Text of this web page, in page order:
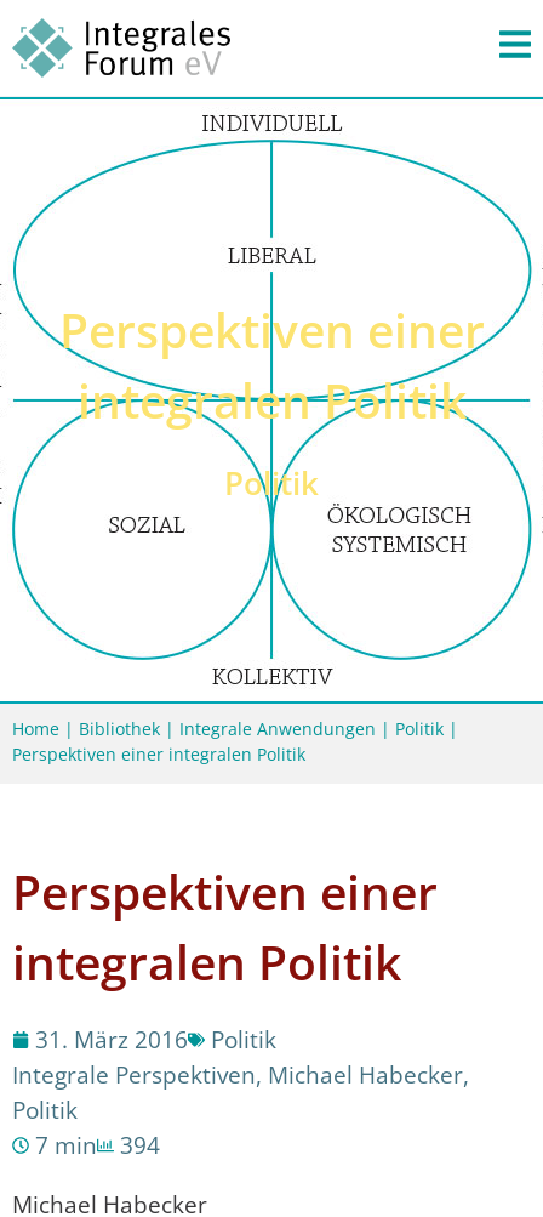
Perspektiven einer
integralen Politik
Politik
Home | Bibliothek | Integrale Anwendungen | Politik |
Perspektiven einer integralen Politik
Perspektiven einer
integralen Politik
31. März 2016
Politik
Integrale Perspektiven, Michael Habecker,
Politik
7 min
394
Michael Habecker